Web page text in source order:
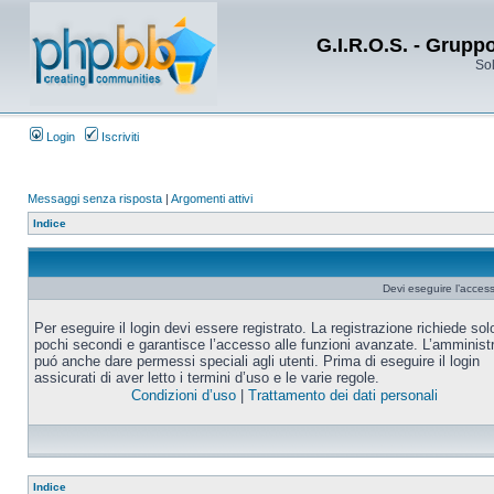
G.I.R.O.S. -
Login Iscriviti
Messaggi senza risposta | Argomenti attivi
Indice
Devi eseguire
Per eseguire il login devi essere registrato. La registrazione richiede
pochi secondi e garantisce l’accesso alle funzioni avanzate.
puó anche dare permessi speciali agli utenti. Prima di eseguire il login
assicurati di aver letto i termini d’uso e le varie regole.
Condizioni d’uso| Trattamento dei dati personali
Indice